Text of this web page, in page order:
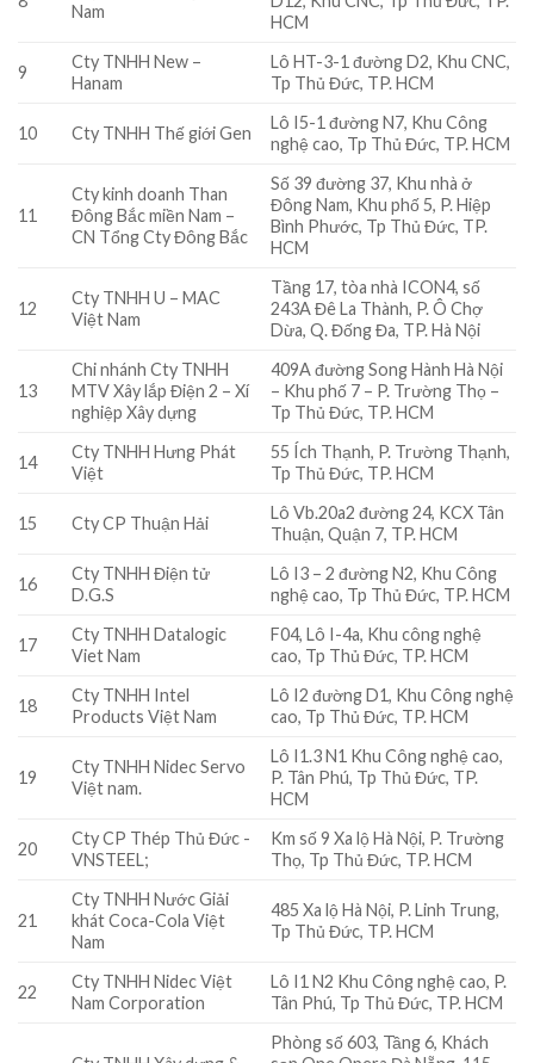
Nam
HCM
9
Cty TNHH New –
Hanam
Lô HT-3-1 đường D2, Khu CNC,
Tp Thủ Đức, TP. HCM
10 Cty TNHH Thế giới Gen
Lô I5-1 đường N7, Khu Công
nghệ cao, Tp Thủ Đức, TP. HCM
11
Cty kinh doanh Than
Đông Bắc miền Nam –
CN Tổng Cty Đông Bắc
Số 39 đường 37, Khu nhà ở
Đông Nam, Khu phố 5, P. Hiệp
Bình Phước, Tp Thủ Đức, TP.
HCM
12
Cty TNHH U – MAC
Việt Nam
Tầng 17, tòa nhà ICON4, số
243A Đê La Thành, P. Ô Chợ
Dừa, Q. Đống Đa, TP. Hà Nội
13
Chi nhánh Cty TNHH
MTV Xây lắp Điện 2 – Xí
nghiệp Xây dựng
409A đường Song Hành Hà Nội
– Khu phố 7 – P. Trường Thọ –
Tp Thủ Đức, TP. HCM
14
Cty TNHH Hưng Phát
Việt
55 Ích Thạnh, P. Trường Thạnh,
Tp Thủ Đức, TP. HCM
15 Cty CP Thuận Hải
Lô Vb.20a2 đường 24, KCX Tân
Thuận, Quận 7, TP. HCM
16
Cty TNHH Điện tử
D.G.S
Lô I3 – 2 đường N2, Khu Công
nghệ cao, Tp Thủ Đức, TP. HCM
17
Cty TNHH Datalogic
Viet Nam
F04, Lô I-4a, Khu công nghệ
cao, Tp Thủ Đức, TP. HCM
18
Cty TNHH Intel
Products Việt Nam
Lô I2 đường D1, Khu Công nghệ
cao, Tp Thủ Đức, TP. HCM
19
Cty TNHH Nidec Servo
Việt nam.
Lô I1.3 N1 Khu Công nghệ cao,
P. Tân Phú, Tp Thủ Đức, TP.
HCM
20
Cty CP Thép Thủ Đức -
VNSTEEL;
Km số 9 Xa lộ Hà Nội, P. Trường
Thọ, Tp Thủ Đức, TP. HCM
21
Cty TNHH Nước Giải
khát Coca-Cola Việt
Nam
485 Xa lộ Hà Nội, P. Linh Trung,
Tp Thủ Đức, TP. HCM
22
Cty TNHH Nidec Việt
Nam Corporation
Lô I1 N2 Khu Công nghệ cao, P.
Tân Phú, Tp Thủ Đức, TP. HCM
Phòng số 603, Tầng 6, Khách